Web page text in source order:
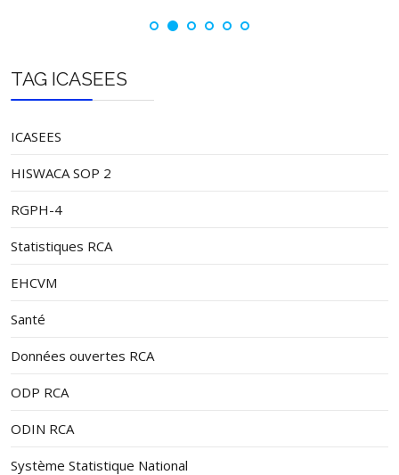
TAG ICASEES
ICASEES
HISWACA SOP 2
RGPH-4
Statistiques RCA
EHCVM
Santé
Données ouvertes RCA
ODP RCA
ODIN RCA
Système Statistique National